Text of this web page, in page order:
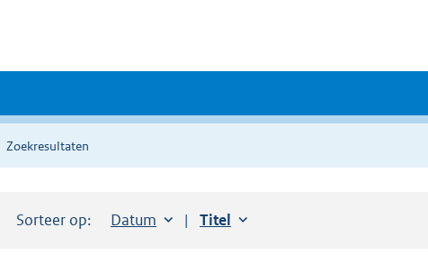
Zoekresultaten
Sorteer op: Sorteer op:
Datum aflopendSorteer op:
Titel oplopend